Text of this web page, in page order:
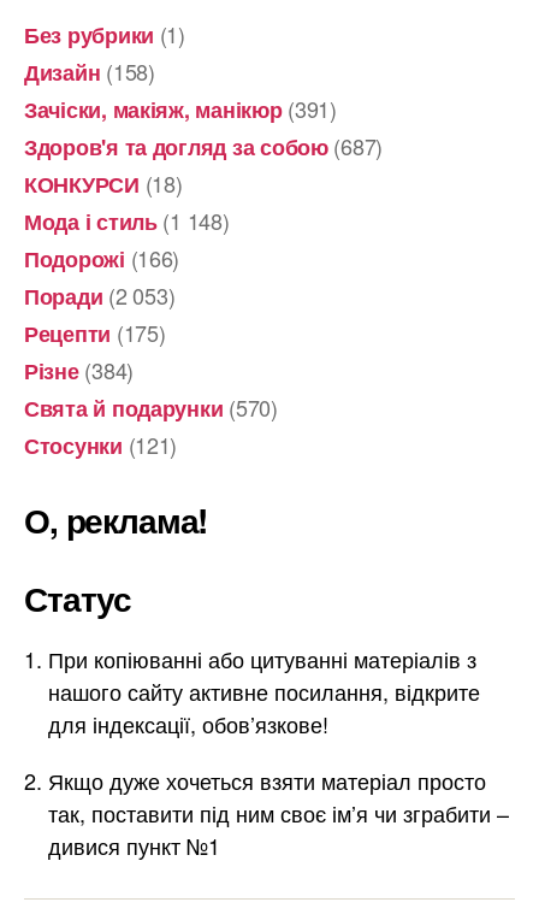
Без рубрики (1)
Дизайн (158)
Зачіски, макіяж, манікюр(391)
Здоров'я та догляд за собою(687)
КОНКУРСИ (18)
Мода і стиль(1 148)
Подорожі (166)
Поради (2 053)
Рецепти (175)
Різне(384)
Свята й подарунки (570)
Стосунки (121)
О, реклама!
Статус
При копіюванні або цитуванні матеріалів з
нашого сайту активне посилання, відкрите
для індексації, обов’язкове!
Якщо дуже хочеться взяти матеріал просто
так, поставити під ним своє ім’я чи зграбити –
дивися пункт №1